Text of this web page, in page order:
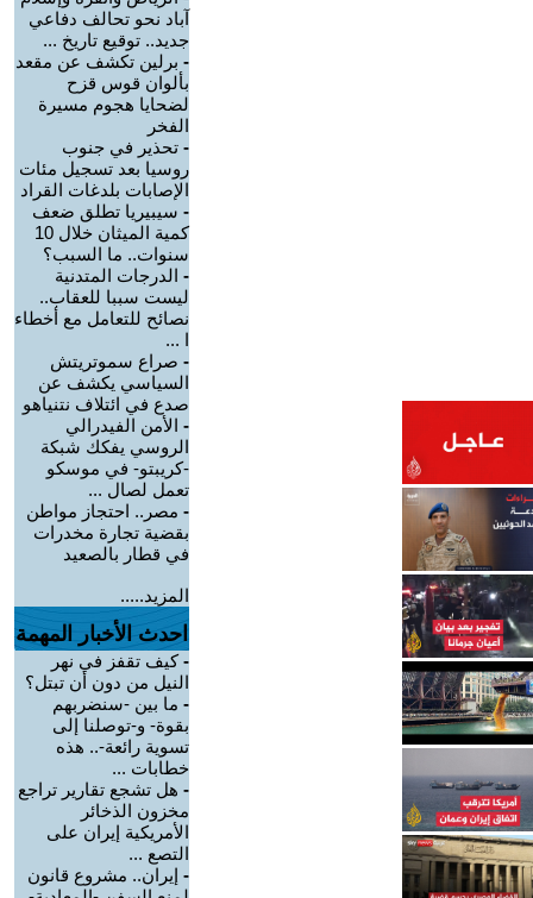
آباد نحو تحالف دفاعي
جديد.. توقيع تاريخ ...
- برلين تكشف عن مقعد
بألوان قوس قزح
لضحايا هجوم مسيرة
الفخر
- تحذير في جنوب
روسيا بعد تسجيل مئات
الإصابات بلدغات القراد
- سيبيريا تطلق ضعف
كمية الميثان خلال 10
سنوات.. ما السبب؟
- الدرجات المتدنية
ليست سببا للعقاب..
نصائح للتعامل مع أخطاء
ا ...
- صراع سموتريتش
السياسي يكشف عن
صدع في ائتلاف نتنياهو
- الأمن الفيدرالي
الروسي يفكك شبكة
-كريبتو- في موسكو
تعمل لصال ...
- مصر.. احتجاز مواطن
بقضية تجارة مخدرات
في قطار بالصعيد
المزيد.....
احدث الأخبار المهمة
-كيف تقفز في نهر
النيل من دون أن تبتل؟
- ما بين -سنضربهم
بقوة- و-توصلنا إلى
تسوية رائعة-.. هذه
خطابات ...
- هل تشجع تقارير تراجع
مخزون الذخائر
الأمريكية إيران على
التصع ...
- إيران.. مشروع قانون